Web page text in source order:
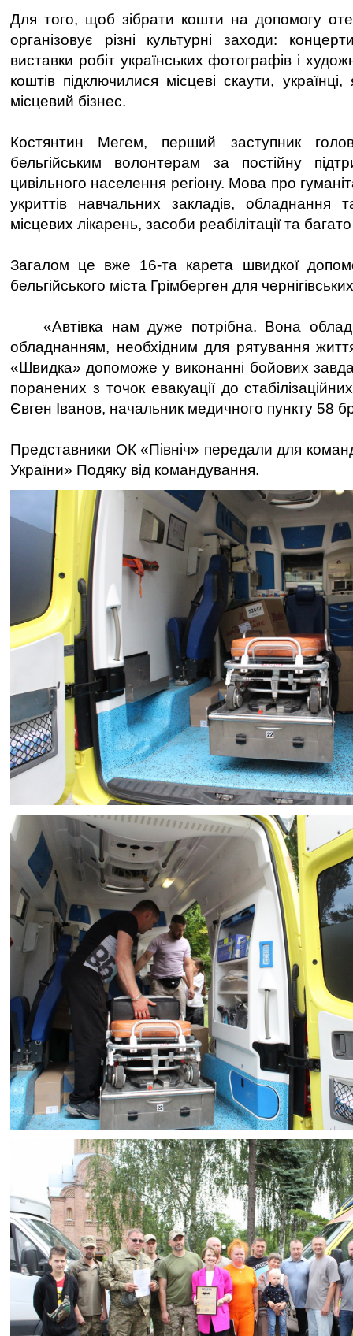
Для того, щоб зібрати кошти на допомогу
організовує різні культурні заходи:
виставки робіт українських фотографів і
коштів підключилися місцеві скаути, українці,
місцевий бізнес.
Костянтин Мегем, перший заступник
бельгійським волонтерам за постійну
цивільного населення регіону. Мова про
укриттів навчальних закладів, обладнання
місцевих лікарень, засоби реабілітації та
Загалом це вже 16-та карета швидкої
бельгійського міста Грімберген для
«Автівка нам дуже потрібна. Вона
обладнанням, необхідним для рятування
«Швидка» допоможе у виконанні бойових
поранених з точок евакуації до
Євген Іванов, начальник медичного пункту 58
Представники ОК «Північ» передали для
України» Подяку від командування.